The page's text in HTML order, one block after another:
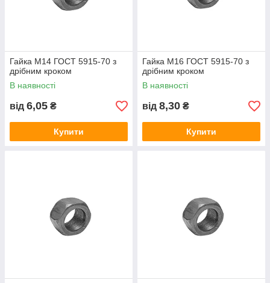
Гайка М14 ГОСТ 5915-70 з
дрібним кроком
В наявності
від 6,05 ₴
Купити
Гайка М16 ГОСТ 5915-70 з
дрібним кроком
В наявності
від 8,30 ₴
Купити